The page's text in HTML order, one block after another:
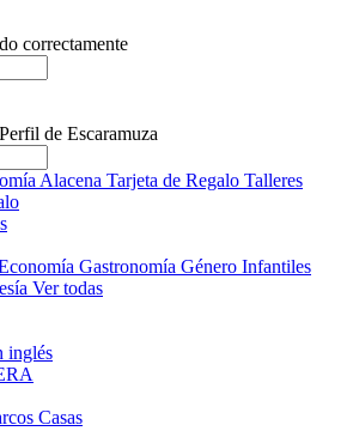
correctamente
Alacena Tarjeta de Regalo Talleres
Gastronomía Género Infantiles
Ver todas
inglés
Casas